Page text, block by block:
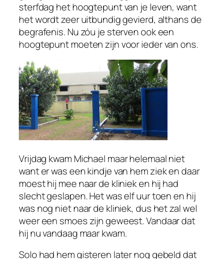
sterfdag het hoogtepunt van je leven, want
het wordt zeer uitbundig gevierd, althans de
begrafenis. Nu zóu je sterven ook een
hoogtepunt moeten zijn voor ieder van ons.
Vrijdag kwam Michael maar helemaal niet
want er was een kindje van hem ziek en daar
moest hij mee naar de kliniek en hij had
slecht geslapen. Het was elf uur toen en hij
was nog niet naar de kliniek, dus het zal wel
weer een smoes zijn geweest. Vandaar dat
hij nu vandaag maar kwam.
Solo had hem gisteren later nog gebeld dat